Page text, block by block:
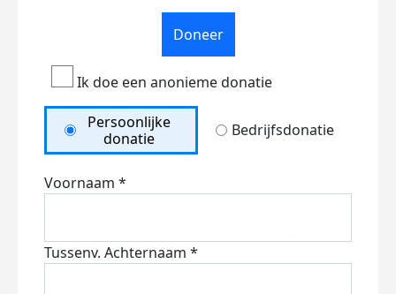
Doneer
Ik doe een anonieme donatie
Persoonlijke
donatie
Bedrijfsdonatie
Voornaam *
Tussenv. Achternaam *